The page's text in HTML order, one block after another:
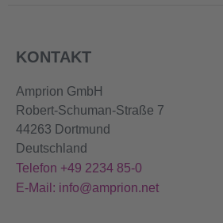
KONTAKT
Amprion GmbH
Robert-Schuman-Straße 7
44263 Dortmund
Deutschland
Telefon +49 2234 85-0
E-Mail: info@amprion.net